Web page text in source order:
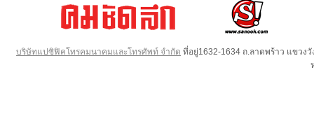
บริษัทแปซิฟิคโทรคมนาคมและโทรศัพท์ จำกัด ที่อยู่1632-1634 ถ.ลาดพร้าว แขวง